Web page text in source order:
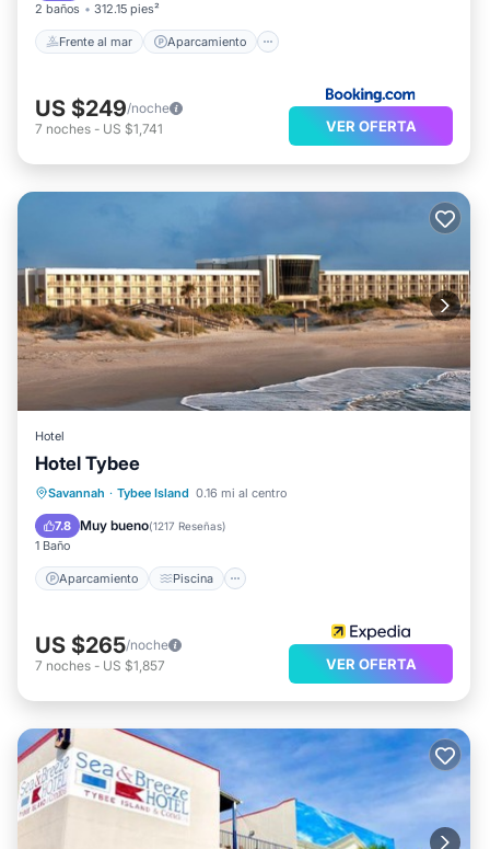
2 baños 312.15 pies²
Frente al mar Aparcamiento
US $249/noche
7 noches - US $1,741 VER OFERTA
Hotel
Hotel Tybee
Savannah · Tybee Island 0.16 mi al centro
7.8 Muy bueno(1217 Reseñas)
1 Baño
Aparcamiento Piscina
Aparcamiento
Piscina
Balcón/Terraza
US $265/noche
7 noches - US $1,857 VER OFERTA